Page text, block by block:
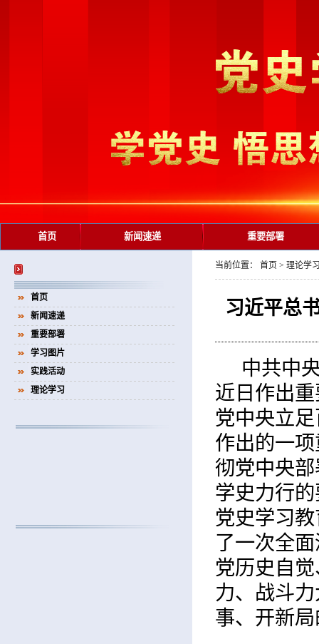
首页 新闻速递 重要部署
首页
新闻速递
重要部署
学习图片
实践活动
理论学习
当前位置： 首页 > 理论学
习近平总
中共中
近日作出
党中央立
作出的一
彻党中央
学史力行
党史学习
了一次全
党历史自
力、战斗
事、开新